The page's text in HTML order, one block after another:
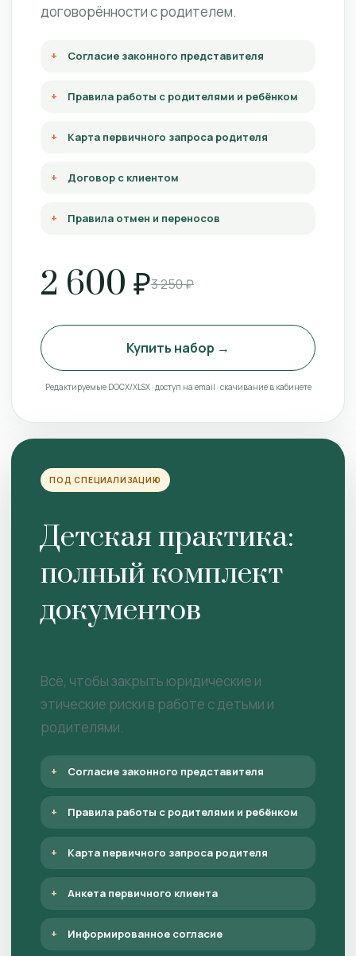
договорённости с родителем.
Согласие законного представителя
Правила работы с родителями и ребёнком
Карта первичного запроса родителя
Договор с клиентом
Правила отмен и переносов
2 600 ₽3 250 ₽
Купить набор →
Редактируемые DOCX/XLSX · доступ на email · скачивание в кабинете
ПОД СПЕЦИАЛИЗАЦИЮ
Детская практика:
полный комплект
документов
Всё, чтобы закрыть юридические и
этические риски в работе с детьми и
родителями.
Согласие законного представителя
Правила работы с родителями и ребёнком
Карта первичного запроса родителя
Анкета первичного клиента
Информированное согласие